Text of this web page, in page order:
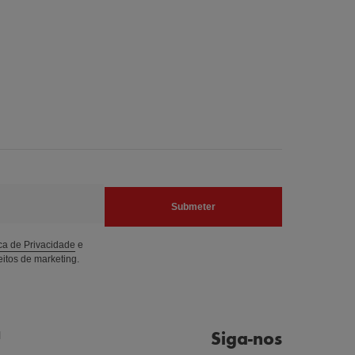
Submeter
de Privacidade e
de marketing.
Siga-nos